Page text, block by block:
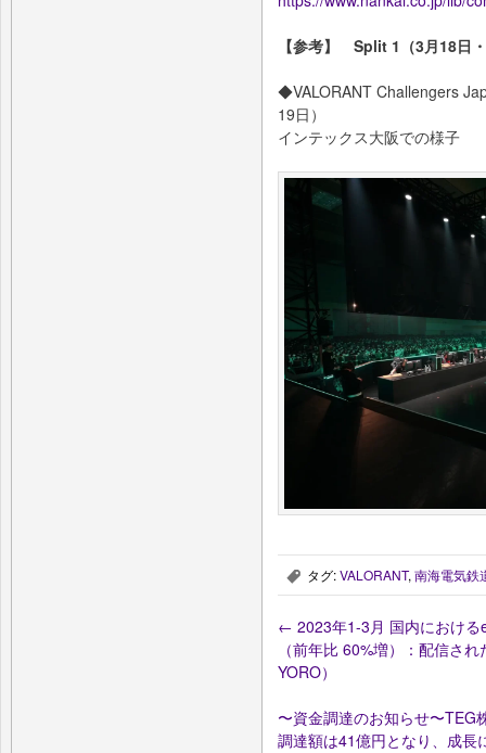
【参考】 Split 1（3月18日
◆VALORANT Challengers
19日）
インテックス大阪での様子
, タグ:VALORANT, 南海電気鉄
← 2023年1-3月 国内におけ
（前年比 60%増）：配信さ
YORO）
〜資金調達のお知らせ〜TEG
調達額は41億円となり、成